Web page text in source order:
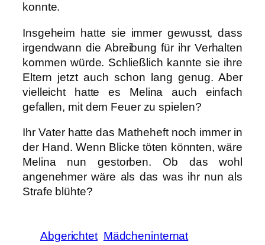
konnte.
Insgeheim hatte sie immer gewusst, dass
irgendwann die Abreibung für ihr Verhalten
kommen würde. Schließlich kannte sie ihre
Eltern jetzt auch schon lang genug. Aber
vielleicht hatte es Melina auch einfach
gefallen, mit dem Feuer zu spielen?
Ihr Vater hatte das Matheheft noch immer in
der Hand. Wenn Blicke töten könnten, wäre
Melina nun gestorben. Ob das wohl
angenehmer wäre als das was ihr nun als
Strafe blühte?
Abgerichtet Mädcheninternat